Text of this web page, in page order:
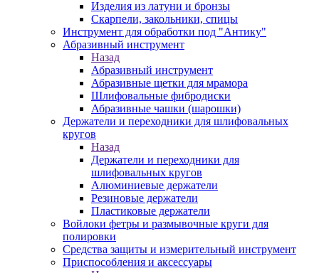
Изделия из латуни и бронзы
Скарпели, закольники, спицы
Инструмент для обработки под "Антику"
Абразивный инструмент
Назад
Абразивный инструмент
Абразивные щетки для мрамора
Шлифовальные фибродиски
Абразивные чашки (шарошки)
Держатели и переходники для шлифовальных
кругов
Назад
Держатели и переходники для
шлифовальных кругов
Алюминиевые держатели
Резиновые держатели
Пластиковые держатели
Войлоки фетры и размывочные круги для
полировки
Средства защиты и измерительный инструмент
Приспособления и аксессуары